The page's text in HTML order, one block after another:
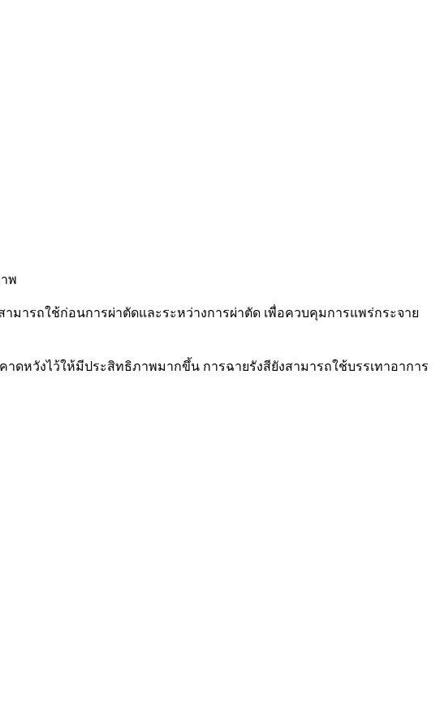
พ
ามารถใช้ก่อนการผ่าตัดและระหว่างการผ่าตัด เพื่อควบคุมการแพร่กระจาย
ดหวังไว้ให้มีประสิทธิภาพมากขึ้น การฉายรังสียังสามารถใช้บรรเทาอาการ